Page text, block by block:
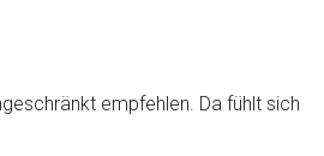
empfehlen. Da fühlt sich